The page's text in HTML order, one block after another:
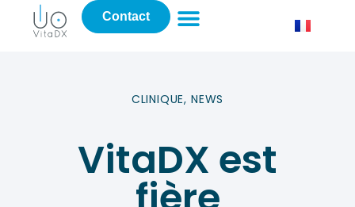
Contact
CLINIQUE, NEWS
VitaDX est